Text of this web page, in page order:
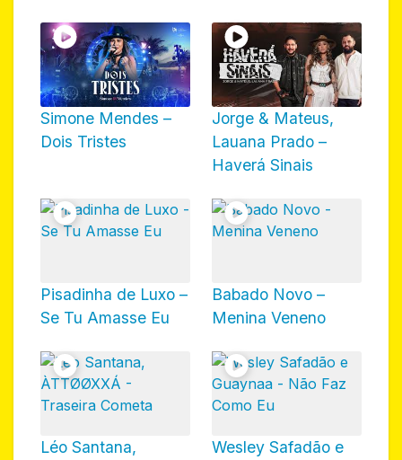
Simone Mendes –
Dois Tristes
Jorge & Mateus,
Lauana Prado –
Haverá Sinais
Pisadinha de Luxo –
Se Tu Amasse Eu
Babado Novo –
Menina Veneno
Léo Santana,
Wesley Safadão e